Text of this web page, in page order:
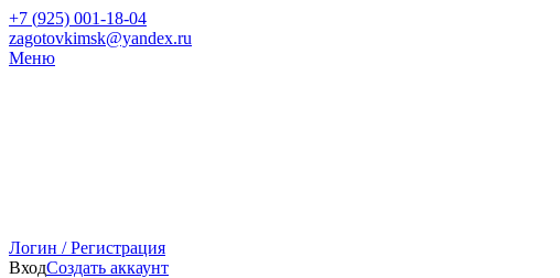
+7 (925) 001-18-04
zagotovkimsk@yandex.ru
Меню
Логин / Регистрация
ВходСоздать аккаунт